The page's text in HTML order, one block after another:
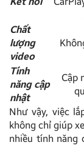
Chất
lượng
video
Tính
năng cập
nhật
Cập
Như vậy, việc
không chỉ giúp
nhiều tính năng